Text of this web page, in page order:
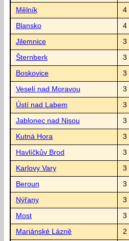
Mělník 4
Blansko 4
Jilemnice 3
Šternberk 3
Boskovice 3
Veselí nad Moravou 3
Ústí nad Labem 3
Jablonec nad Nisou 3
Kutná Hora 3
Havlíčkův Brod 3
Karlovy Vary 3
Beroun 3
Nýřany 3
Most 3
Mariánské Lázně 2